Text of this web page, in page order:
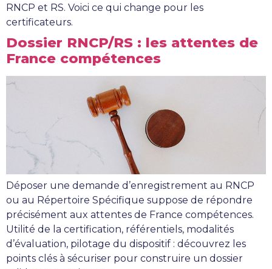
RNCP et RS. Voici ce qui change pour les
certificateurs.
Dossier RNCP/RS : les attentes de
France compétences
Déposer une demande d’enregistrement au RNCP
ou au Répertoire Spécifique suppose de répondre
précisément aux attentes de France compétences.
Utilité de la certification, référentiels, modalités
d’évaluation, pilotage du dispositif : découvrez les
points clés à sécuriser pour construire un dossier